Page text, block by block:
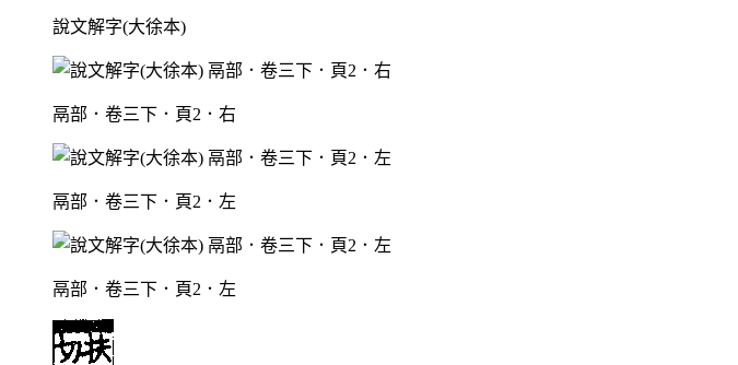
說文解字(大徐本)
鬲部．卷三下．頁2．右
鬲部．卷三下．頁2．左
鬲部．卷三下．頁2．左